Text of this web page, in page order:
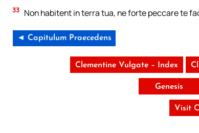
33 Non habitent in terra tua, ne forte peccare te
◄ Capitulum Praecedens
Clementine Vulgate – Index
Genesis
Visit